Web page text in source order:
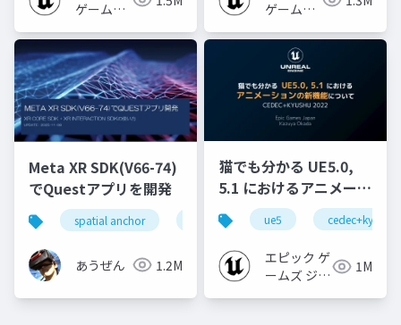
ゲームズ
ゲームズ
Meta XR SDK(V66-74)
でQuestアプリを開発
spatial anchor quest pro
あうぜん 1.2M
猫でも分かる UE5.0,
5.1 におけるアニメーシ
ョンの新機能について
【CEDEC+KYUSHU
2022】
ue5 cedec+kyushu
エピック ゲ
ームズ ジャ
1M